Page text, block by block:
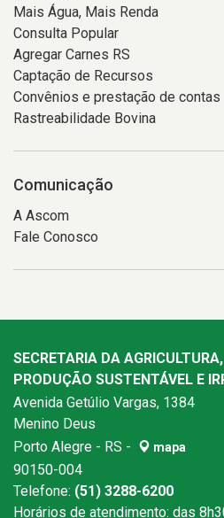
Mais Água, Mais Renda
Consulta Popular
Agregar Carnes RS
Captação de Recursos
Convênios e prestação de contas
Rastreabilidade Bovina
Comunicação
A Ascom
Fale Conosco
SECRETARIA DA
PRODUÇÃO SUSTENTÁVEL E
Avenida Getúlio Vargas, 1384
Menino Deus
Porto Alegre - RS -
mapa
90150-004
Telefone: (51) 3288-6200
Horários de atendimento: das